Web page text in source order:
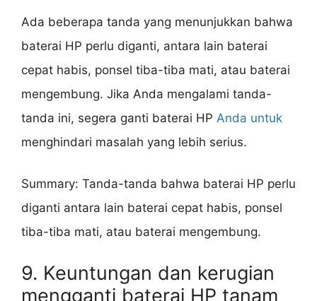
Ada beberapa tanda yang menunjukkan bahwa
baterai HP perlu diganti, antara lain baterai
cepat habis, ponsel tiba-tiba mati, atau baterai
mengembung. Jika Anda mengalami tanda-
tanda ini, segera ganti baterai HP Anda untuk
menghindari masalah yang lebih serius.
Summary: Tanda-tanda bahwa baterai HP perlu
diganti antara lain baterai cepat habis, ponsel
tiba-tiba mati, atau baterai mengembung.
9. Keuntungan dan kerugian
mengganti baterai HP tanam